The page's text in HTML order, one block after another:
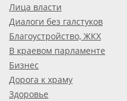
Лица власти
Диалоги без галстуков
Благоустройство, ЖКХ
В краевом парламенте
Бизнес
Дорога к храму
Здоровье